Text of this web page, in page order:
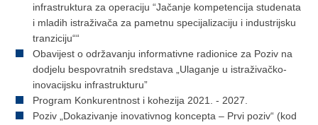
infrastruktura za operaciju “Jačanje kompetencija studenata
i mladih istraživača za pametnu specijalizaciju i industrijsku
tranziciju““
Obavijest o održavanju informativne radionice za Poziv na
dodjelu bespovratnih sredstava „Ulaganje u istraživačko-
inovacijsku infrastrukturu”
Program Konkurentnost i kohezija 2021. - 2027.
Poziv „Dokazivanje inovativnog koncepta – Prvi poziv“ (kod